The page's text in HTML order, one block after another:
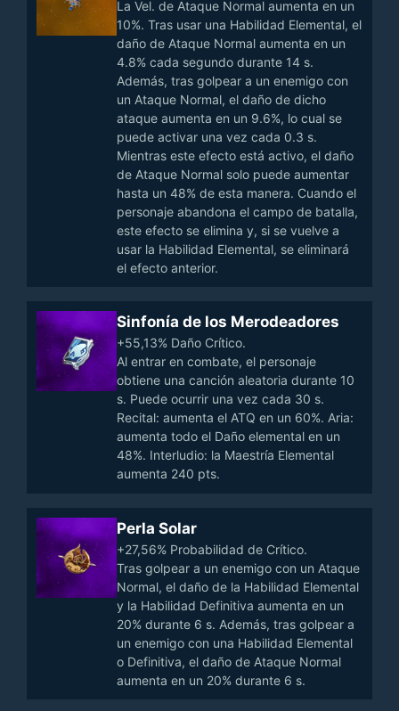
La Vel. de Ataque Normal aumenta en un
10%. Tras usar una Habilidad Elemental, el
daño de Ataque Normal aumenta en un
4.8% cada segundo durante 14 s.
Además, tras golpear a un enemigo con
un Ataque Normal, el daño de dicho
ataque aumenta en un 9.6%, lo cual se
puede activar una vez cada 0.3 s.
Mientras este efecto está activo, el daño
de Ataque Normal solo puede aumentar
hasta un 48% de esta manera. Cuando el
personaje abandona el campo de batalla,
este efecto se elimina y, si se vuelve a
usar la Habilidad Elemental, se eliminará
el efecto anterior.
Sinfonía de los Merodeadores
+55,13% Daño Crítico.
Al entrar en combate, el personaje
obtiene una canción aleatoria durante 10
s. Puede ocurrir una vez cada 30 s.
Recital: aumenta el ATQ en un 60%. Aria:
aumenta todo el Daño elemental en un
48%. Interludio: la Maestría Elemental
aumenta 240 pts.
Perla Solar
+27,56% Probabilidad de Crítico.
Tras golpear a un enemigo con un Ataque
Normal, el daño de la Habilidad Elemental
y la Habilidad Definitiva aumenta en un
20% durante 6 s. Además, tras golpear a
un enemigo con una Habilidad Elemental
o Definitiva, el daño de Ataque Normal
aumenta en un 20% durante 6 s.